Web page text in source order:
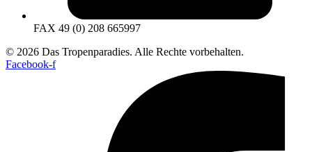
FAX 49 (0) 208 665997
© 2026 Das Tropenparadies. Alle Rechte vorbehalten.
Facebook-f